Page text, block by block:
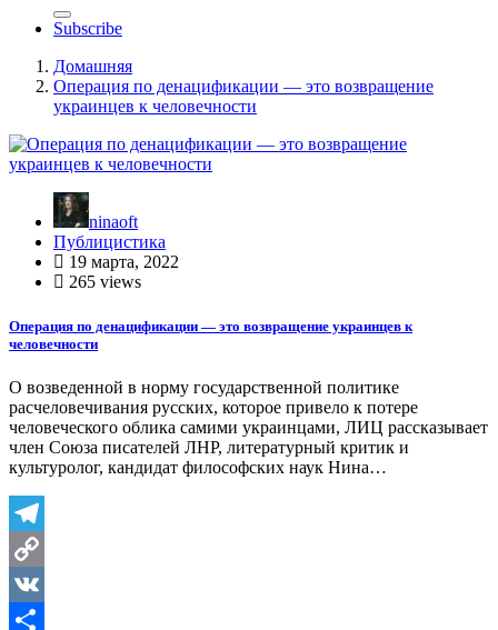
Subscribe
Домашняя
Операция по денацификации — это возвращение
украинцев к человечности
ninaoft
Публицистика
19 марта, 2022
265 views
Операция по денацификации — это возвращение украинцев к
человечности
О возведенной в норму государственной политике
расчеловечивания русских, которое привело к потере
человеческого облика самими украинцами, ЛИЦ рассказывает
член Союза писателей ЛНР, литературный критик и
культуролог, кандидат философских наук Нина…
Telegram
Copy
Link
VK